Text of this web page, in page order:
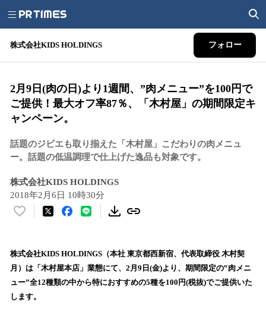
株式会社KIDS HOLDINGS フォロー
2月9日(肉の日)より1週間、”肉メニュー”を100円で
ご提供！最大オフ率87％、「木村屋」の期間限定キ
ャンペーン。
話題のジビエも取り揃えた「木村屋」こだわりの肉メニュ
ー。話題の低温調理で仕上げた逸品も対象です。
株式会社KIDS HOLDINGS
2018年2月6日 10時30分
い
！
数
を
読
み
株式会社KIDS HOLDINGS（本社 東京都西新宿、代表取締役 木村契
月）は「木村屋本店」業態にて、2月9日(金)より、期間限定の‟肉メニ
ュー”全12種類の中から特におすすめの5種を100円(税抜)でご提供いた
します。